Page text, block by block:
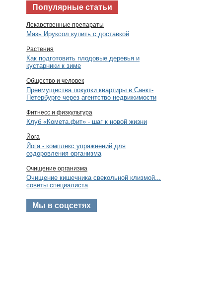
Популярные статьи
Лекарственные препараты
Мазь Ируксол купить с доставкой
Растения
Как подготовить плодовые деревья и
кустарники к зиме
Общество и человек
Преимущества покупки квартиры в Санкт-
Петербурге через агентство недвижимости
Фитнесс и физкультура
Клуб «Комета.фит» - шаг к новой жизни
Йога
Йога - комплекс упражнений для
оздоровления организма
Очищение организма
Очищение кишечника свекольной клизмой...
советы специалиста
Мы в соцсетях